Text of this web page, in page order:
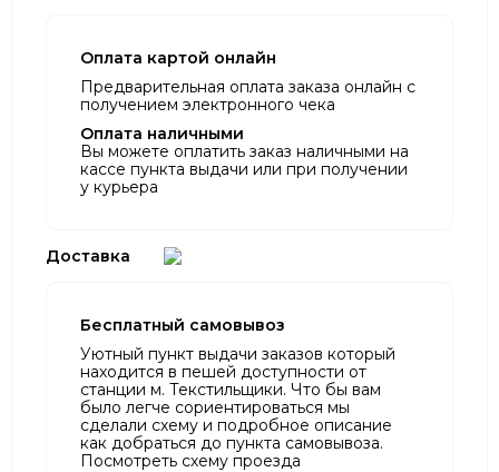
Оплата картой онлайн
Предварительная оплата заказа онлайн с
получением электронного чека
Оплата наличными
Вы можете оплатить заказ наличными на
кассе пункта выдачи или при получении
у курьера
Доставка
Бесплатный самовывоз
Уютный пункт выдачи заказов который
находится в пешей доступности от
станции м. Текстильщики. Что бы вам
было легче сориентироваться мы
сделали схему и подробное описание
как добраться до пункта самовывоза.
Посмотреть схему проезда